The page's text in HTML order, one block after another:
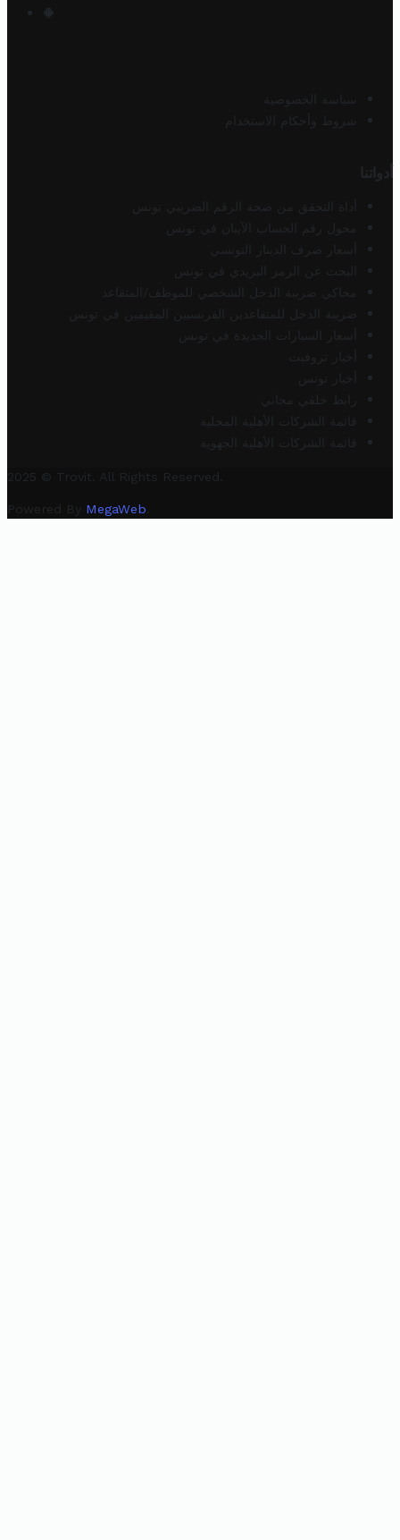
سياسة الخصوصية
شروط وأحكام الاستخدام
أدواتنا
أداة التحقق من صحة الرقم الضريبي تونس
محول رقم الحساب الآيبان في تونس
أسعار صرف الدينار التونسي
البحث عن الرمز البريدي في تونس
محاكي ضريبة الدخل الشخصي للموظف/المتقاعد
ضريبة الدخل للمتقاعدين الفرنسيين المقيمين في تونس
أسعار السيارات الجديدة في تونس
أخبار تروفيت
أخبار تونس
رابط خلفي مجاني
قائمة الشركات الأهلية المحلية
قائمة الشركات الأهلية الجهوية
2025 © Trovit. All Rights Reserved.
Powered By MegaWeb